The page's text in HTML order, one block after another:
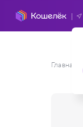
Главная